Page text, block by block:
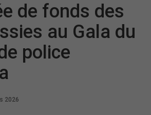
de fonds des
au Gala du
police
2026